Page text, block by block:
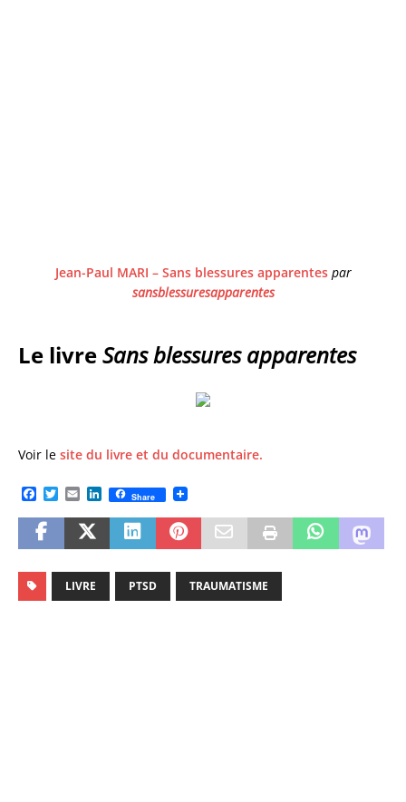
Jean-Paul MARI – Sans blessures apparentes par
sansblessuresapparentes
Le livreSans blessures apparentes
Voir le site du livre et du documentaire.
F
a
c
e
b
o
T
w
i
t
E
m
a
i
l
L
n
e
Share
LIVRE PTSD TRAUMATISME